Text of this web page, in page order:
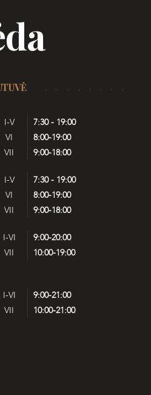
I-V
7:30 - 19:00
VI
8:00-19:00
VII
9:00-18:00
I-V
7:30 - 19:00
VI
8:00-19:00
VII
9:00-18:00
I-VI
9:00-20:00
VII
10:00-19:00
I-VI
9:00-21:00
VII
10:00-21:00